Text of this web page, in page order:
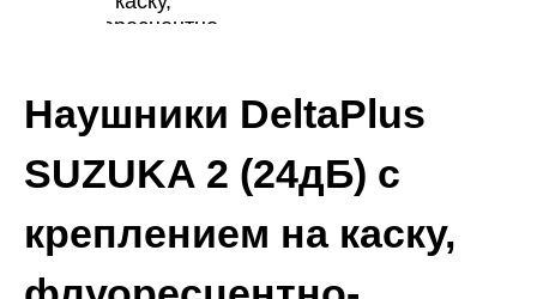
Наушники DeltaPlus
SUZUKA 2 (24дБ) с
креплением на каску,